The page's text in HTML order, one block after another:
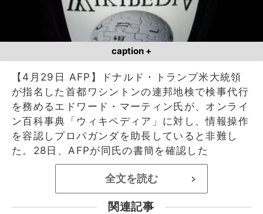
caption +
【4月29日 AFP】ドナルド・トランプ米大統領
が指名した首都ワシントンの連邦地検で検事代行
を務めるエドワード・マーティン氏が、オンライ
ン百科事典「ウィキペディア」に対し、情報操作
を容認しプロパガンダを助長していると非難し
た。28日、AFPが同氏の書簡を確認した
全文を読む >
関連記事